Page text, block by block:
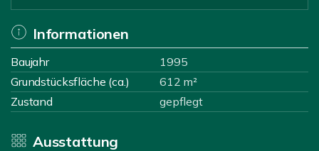
Informationen
Baujahr
1995
Grundstücksfläche (ca.)
612 m²
Zustand
gepflegt
Ausstattung